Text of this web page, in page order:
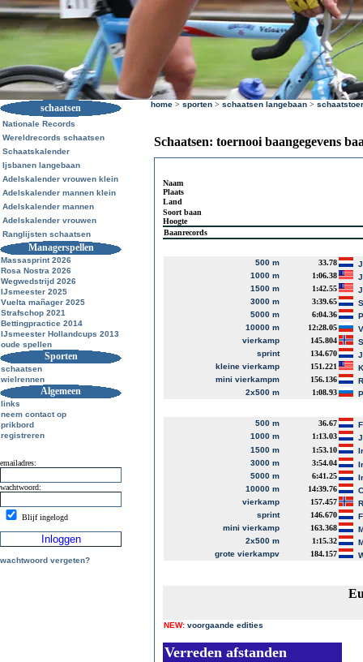
schaatsen
Nationale Records
Wereldrecords schaatsen
Schaatskalender
Ijsbanen langebaan
Adelskalender vrouwen klein
Adelskalender mannen klein
Adelskalender mannen
Adelskalender vrouwen
Ranglijsten schaatsen
Managerspellen
Massasprint 2026
Rosa Nostra 2026
Wegwedstrijd 2026
IJsmeester 2025
Vuelta mañager 2025
Strafschop 2021
Bettingpractice 2014
IJsmeester Hollandcups 2013
oude spellen
Sporten
schaatsen
wielrennen
Algemeen
links
neem contact op
prikbord
registreren
emailadres:
wachtwoord:
Blijf ingelogd
wachtwoord vergeten?
home > sporten > schaatsen langebaan >
Schaatsen: toernooi baangegevens
Naam
Plaats
Land
Soort baan
Hoogte
Baanrecords
500 m 33.78
1000 m
1:06.38
1500 m
1:42.55
3000 m
3:39.65
5000 m
6:04.36
10000 m
12:28.05
vierkamp
145.804
sprint
134.670
kleine vierkamp
151.221
mini vierkampm
156.136
2x500 m
1:08.93
500 m 36.67
1000 m
1:13.03
1500 m
1:53.10
3000 m
3:54.04
5000 m
6:41.25
10000 m
14:39.76
vierkamp
157.457
sprint
146.670
mini vierkamp
163.368
2x500 m
1:15.32
grote vierkampv
184.157
NEW: voorgaande edities
Verreden afstanden